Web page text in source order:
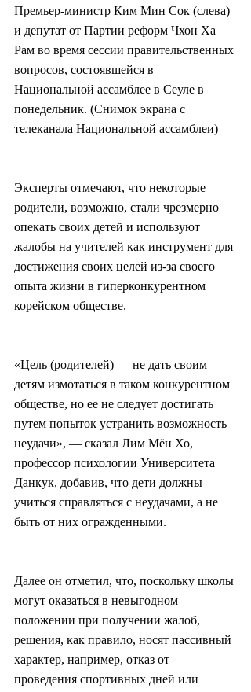
Премьер-министр Ким Мин Сок (слева)
и депутат от Партии реформ Чхон Ха
Рам во время сессии правительственных
вопросов, состоявшейся в
Национальной ассамблее в Сеуле в
понедельник. (Снимок экрана с
телеканала Национальной ассамблеи)
Эксперты отмечают, что некоторые
родители, возможно, стали чрезмерно
опекать своих детей и используют
жалобы на учителей как инструмент для
достижения своих целей из-за своего
опыта жизни в гиперконкурентном
корейском обществе.
«Цель (родителей) — не дать своим
детям измотаться в таком конкурентном
обществе, но ее не следует достигать
путем попыток устранить возможность
неудачи», — сказал Лим Мён Хо,
профессор психологии Университета
Данкук, добавив, что дети должны
учиться справляться с неудачами, а не
быть от них огражденными.
Далее он отметил, что, поскольку школы
могут оказаться в невыгодном
положении при получении жалоб,
решения, как правило, носят пассивный
характер, например, отказ от
проведения спортивных дней или